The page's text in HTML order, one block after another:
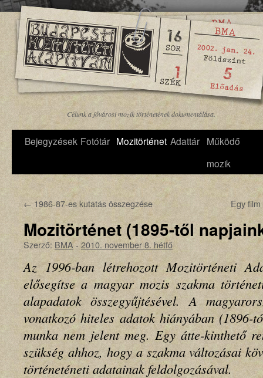
Célunk a fővárosi mozik történetének dokumentálása.
Bejegyzések Fotótár Mozitörténet Adattár Működő
mozik
← 1986-87-es kutatás összegzése Egy
Mozitörténet (1895-től
Szerző: BMA- 2010. november 8. hétfő
Az 1996-ban létrehozott Mozitörténeti
elősegítse a magyar mozis szakma
alapadatok összegyűjtésével. A
vonatkozó hiteles adatok hiányában (1896-
munka nem jelent meg. Egy átte-kinthető
szükség ahhoz, hogy a szakma változásai
történeténeti adatainak feldolgozásával.